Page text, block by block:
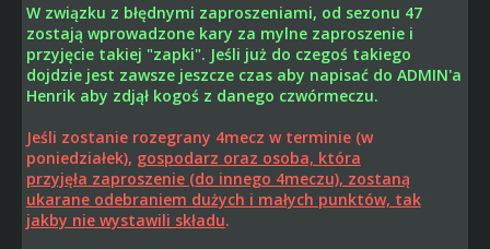
W związku z błędnymi zaproszeniami, od sezonu 47
zostają wprowadzone kary za mylne zaproszenie i
przyjęcie takiej "zapki". Jeśli już do czegoś takiego
dojdzie jest zawsze jeszcze czas aby napisać do ADMIN'a
Henrik aby zdjął kogoś z danego czwórmeczu.
Jeśli zostanie rozegrany 4mecz w terminie (w
poniedziałek), gospodarz oraz osoba, która
przyjęła zaproszenie (do innego 4meczu), zostaną
ukarane odebraniem dużych i małych punktów, tak
jakby nie wystawili składu.